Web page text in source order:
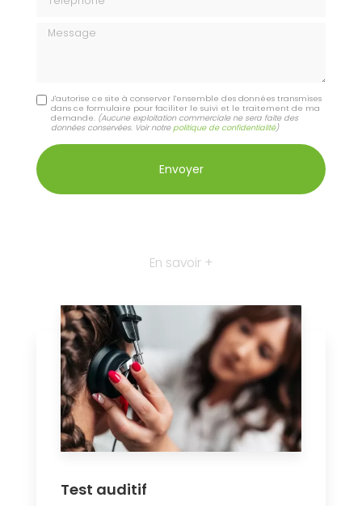
Message
J'autorise ce site à conserver l'ensemble des données transmises
dans ce formulaire pour faciliter le suivi et le traitement de ma
demande. (Aucune exploitation commerciale ne sera faite des
données conservées. Voir notrepolitique de confidentialité)
En savoir +
Test auditif